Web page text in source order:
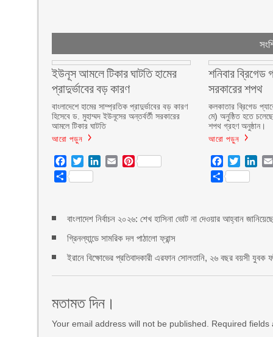
ইউনূস আমলে টিকার ঘাটতি হামের
প্রাদুর্ভাবের বড় কারণ
বাংলাদেশে হামের সাম্প্রতিক প্রাদুর্ভাবের বড় কারণ
হিসেবে ড. মুহাম্মদ ইউনূসের অন্তর্বর্তী সরকারের
আমলে টিকার ঘাটতি
আরো পড়ুন
Facebook
TwitterLinkedIn
EmailPinterest
Share
শনিবার ব্রিগেড
সরকারের শপথ
কলকাতার ব্রিগেড
মে) অনুষ্ঠিত হতে
শপথ গ্রহণ অনুষ্ঠান।
আরো পড়ুন
Facebook
Twitter
Share
বাংলাদেশ নির্বাচন ২০২৬: শেখ হাসিনা ভোট না দেওয়ার আহ্বান
গ্রিনল্যান্ডে সামরিক দল পাঠালো ফ্রান্স
ইরানে বিক্ষোভের প্রতিবাদকারী এরফান সোলতানি, ২৬ বছর বয়সী যুবক
মতামত দিন।
Your email address will not be published. Required fields